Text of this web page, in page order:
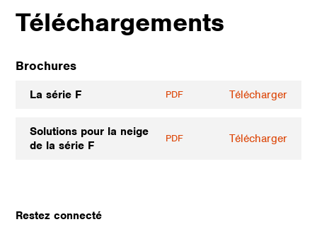
Téléchargements
Brochures
La série F PDF Télécharger
Solutions pour la neige
de la série F
PDF Télécharger
Restez connecté